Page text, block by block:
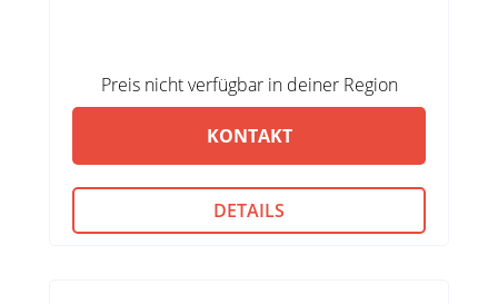
Preis nicht verfügbar in deiner Region
KONTAKT
DETAILS